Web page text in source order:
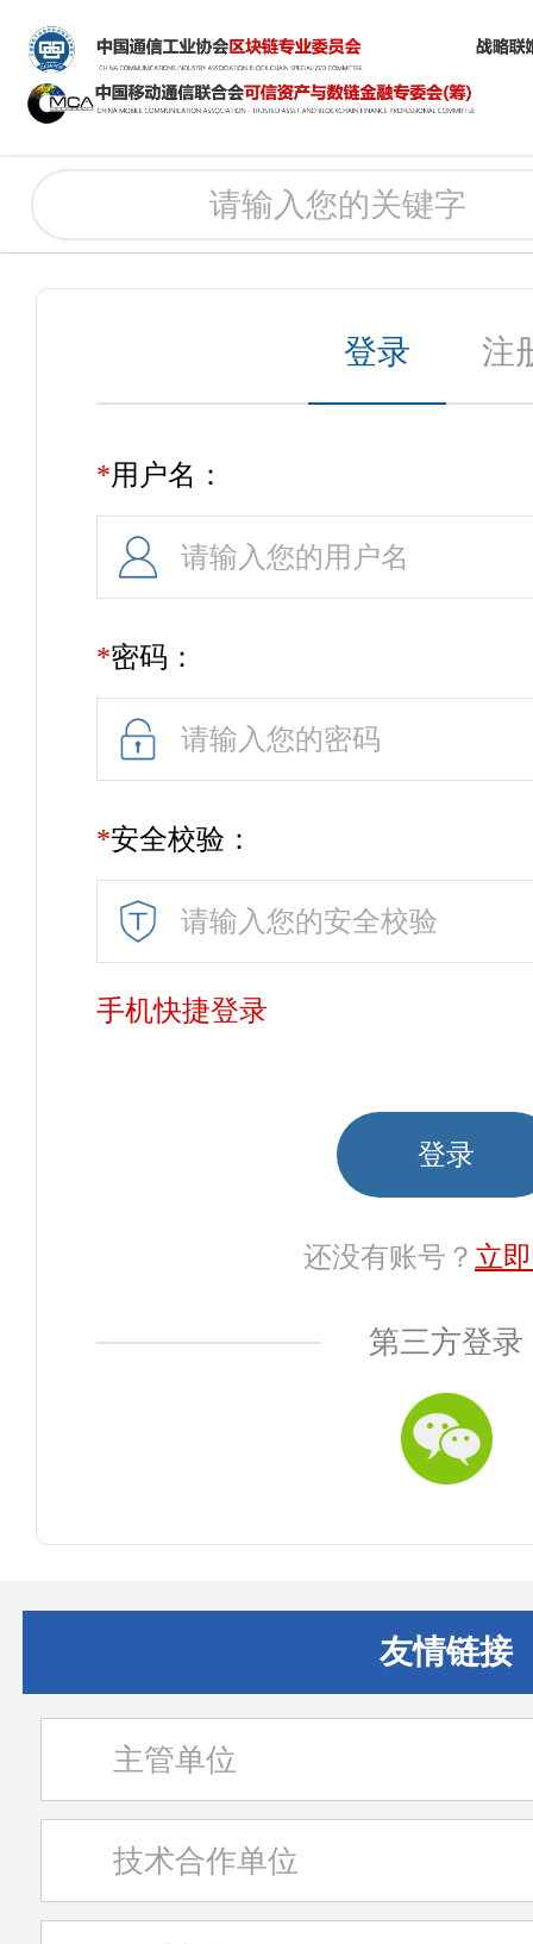
登录 注
*用户名：
*密码：
*安全校验：
手机快捷登录
还没有账号？ 立
第三方登录
友情链接
主管单位
技术合作单位